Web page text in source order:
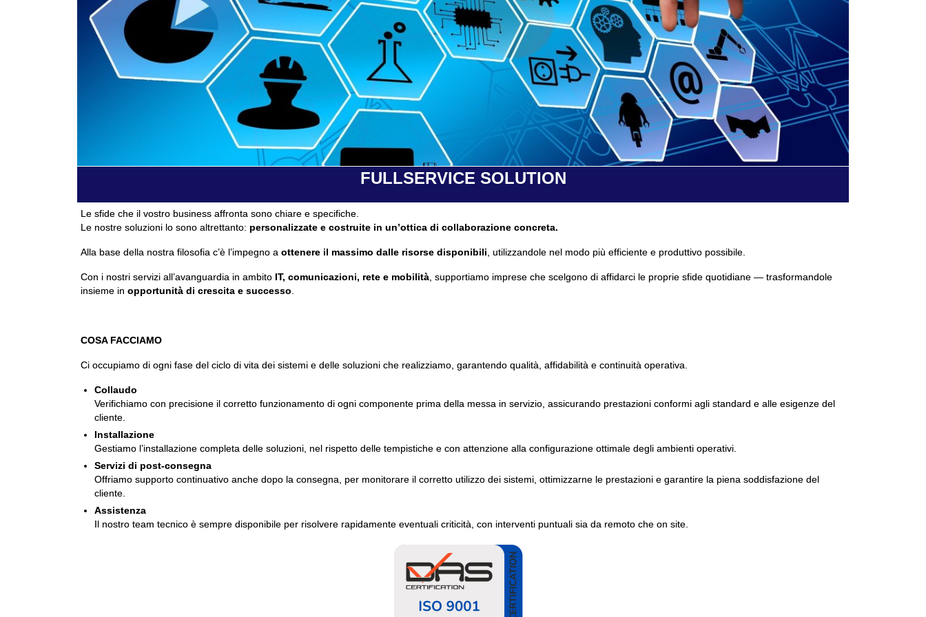
FULLSERVICE SOLUTION
Le sfide che il vostro business affronta sono chiare e specifiche.
Le nostre soluzioni lo sono altrettanto: personalizzate e costruite in un’ottica di collaborazione concreta.
Alla base della nostra filosofia c’è l’impegno a ottenere il massimo dalle risorse disponibili, utilizzandole nel modo più efficiente e produttivo possibile.
Con i nostri servizi all’avanguardia in ambito IT, comunicazioni, rete e mobilità, supportiamo imprese che scelgono di affidarci le proprie sfide quotidiane — trasformandole
insieme in opportunità di crescita e successo.
COSA FACCIAMO
Ci occupiamo di ogni fase del ciclo di vita dei sistemi e delle soluzioni che realizziamo, garantendo qualità, affidabilità e continuità operativa.
Collaudo
Verifichiamo con precisione il corretto funzionamento di ogni componente prima della messa in servizio, assicurando prestazioni conformi agli standard e alle esigenze del
cliente.
Installazione
Gestiamo l’installazione completa delle soluzioni, nel rispetto delle tempistiche e con attenzione alla configurazione ottimale degli ambienti operativi.
Servizi di post-consegna
Offriamo supporto continuativo anche dopo la consegna, per monitorare il corretto utilizzo dei sistemi, ottimizzarne le prestazioni e garantire la piena soddisfazione del
cliente.
Assistenza
Il nostro team tecnico è sempre disponibile per risolvere rapidamente eventuali criticità, con interventi puntuali sia da remoto che on site.